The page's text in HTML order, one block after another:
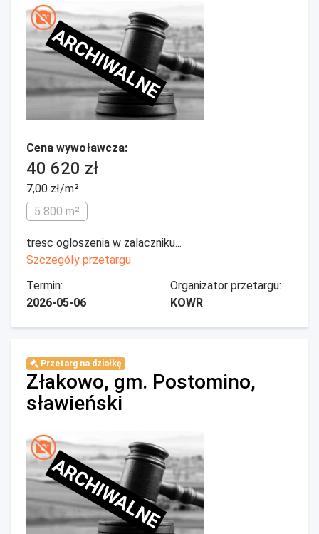
ARCHIWALNE
Cena wywoławcza:
40 620 zł
7,00 zł/m²
5 800 m²
tresc ogloszenia w zalaczniku...
Szczegóły przetargu
Termin:
2026-05-06
Organizator przetargu:
KOWR
Przetarg na działkę
Złakowo, gm. Postomino,
sławieński
ARCHIWALNE